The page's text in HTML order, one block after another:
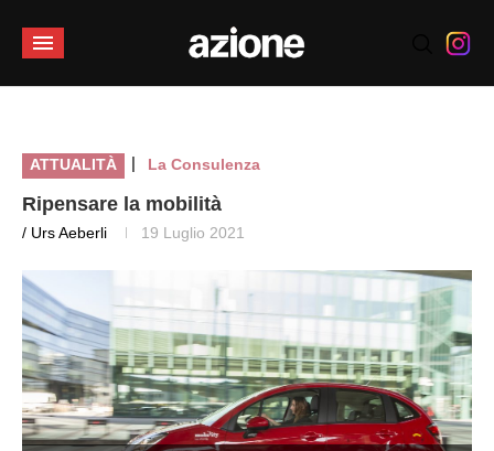
ATTUALITÀ | La Consulenza
Ripensare la mobilità
/ Urs Aeberli 19 Luglio 2021